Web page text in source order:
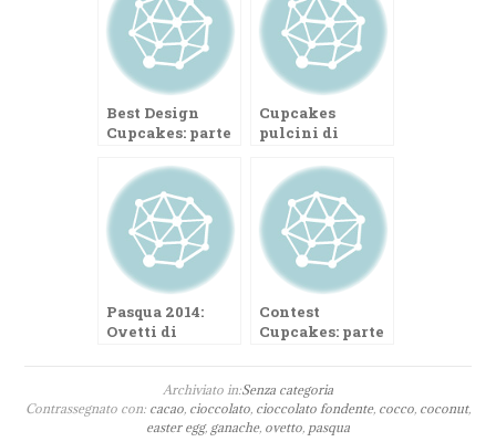
Best Design
Cupcakes: parte
de Le Tortine
Cupcakes
pulcini di
Pasqua 2014:
Ovetti di
Contest
Cupcakes: parte
concorso Best
Design
Cupcakes 2012
Archiviato in:Senza categoria
Contrassegnato con: cacao, cioccolato, cioccolato fondente, cocco, coconut,
easter egg, ganache, ovetto, pasqua